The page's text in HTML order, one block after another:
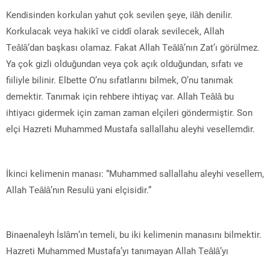
Kendisinden korkulan yahut çok sevilen şeye, ilâh denilir.
Korkulacak veya hakikî ve ciddî olarak sevilecek, Allah
Teâlâ’dan başkası olamaz. Fakat Allah Teâlâ’nın Zat’ı görülmez.
Ya çok gizli olduğundan veya çok açık olduğundan, sıfatı ve
fiiliyle bilinir. Elbette O’nu sıfatlarını bilmek, O’nu tanımak
demektir. Tanımak için rehbere ihtiyaç var. Allah Teâlâ bu
ihtiyacı gidermek için zaman zaman elçileri göndermiştir. Son
elçi Hazreti Muhammed Mustafa sallallahu aleyhi vesellemdir.
İkinci kelimenin manası: “Muhammed sallallahu aleyhi vesellem,
Allah Teâlâ’nın Resulü yani elçisidir.”
Binaenaleyh İslâm’ın temeli, bu iki kelimenin manasını bilmektir.
Hazreti Muhammed Mustafa’yı tanımayan Allah Teâlâ’yı